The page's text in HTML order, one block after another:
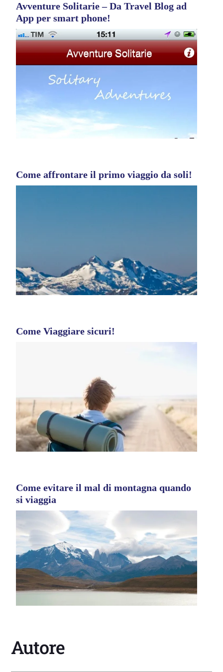
Avventure Solitarie – Da Travel Blog ad
App per smart phone!
Come affrontare il primo viaggio da soli!
Come Viaggiare sicuri!
Come evitare il mal di montagna quando
si viaggia
Autore